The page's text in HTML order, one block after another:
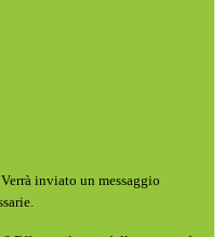
Verrà inviato un messaggio